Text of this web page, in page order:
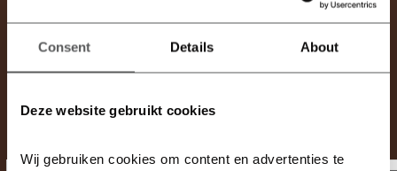
Consent Details About
Deze website gebruikt cookies
Wij gebruiken cookies om content en advertenties te
Ook interessant